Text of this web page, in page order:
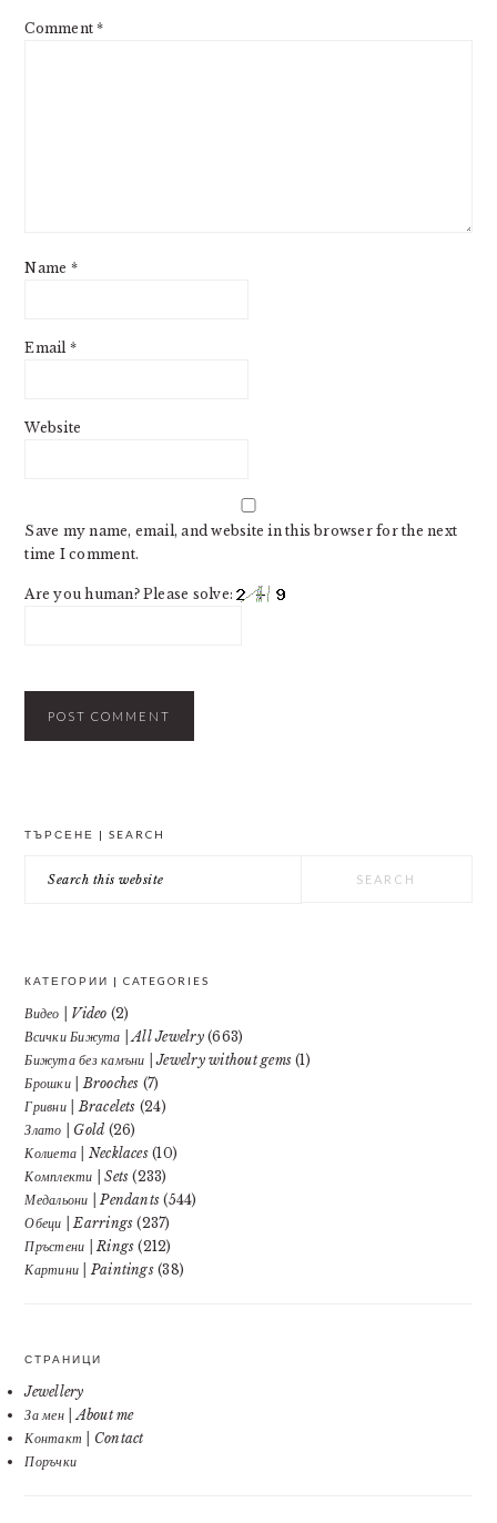
Comment*
Name *
Email *
Website
Save my name, email, and website in this browser for the next
time I comment.
Are you human? Please solve:
ТЪРСЕНЕ | SEARCH
this
КАТЕГОРИИ | CATEGORIES
Видео | Video (2)
Всички Бижута | All Jewelry(663)
Бижута без камъни | Jewelry without gems (1)
Брошки | Brooches (7)
Гривни | Bracelets (24)
Злато | Gold (26)
Колиета | Necklaces(10)
Комплекти | Sets (233)
Медальони | Pendants (544)
Обеци | Earrings (237)
Пръстени | Rings (212)
Картини | Paintings(38)
СТРАНИЦИ
Jewellery
За мен | About me
Контакт | Contact
Поръчки